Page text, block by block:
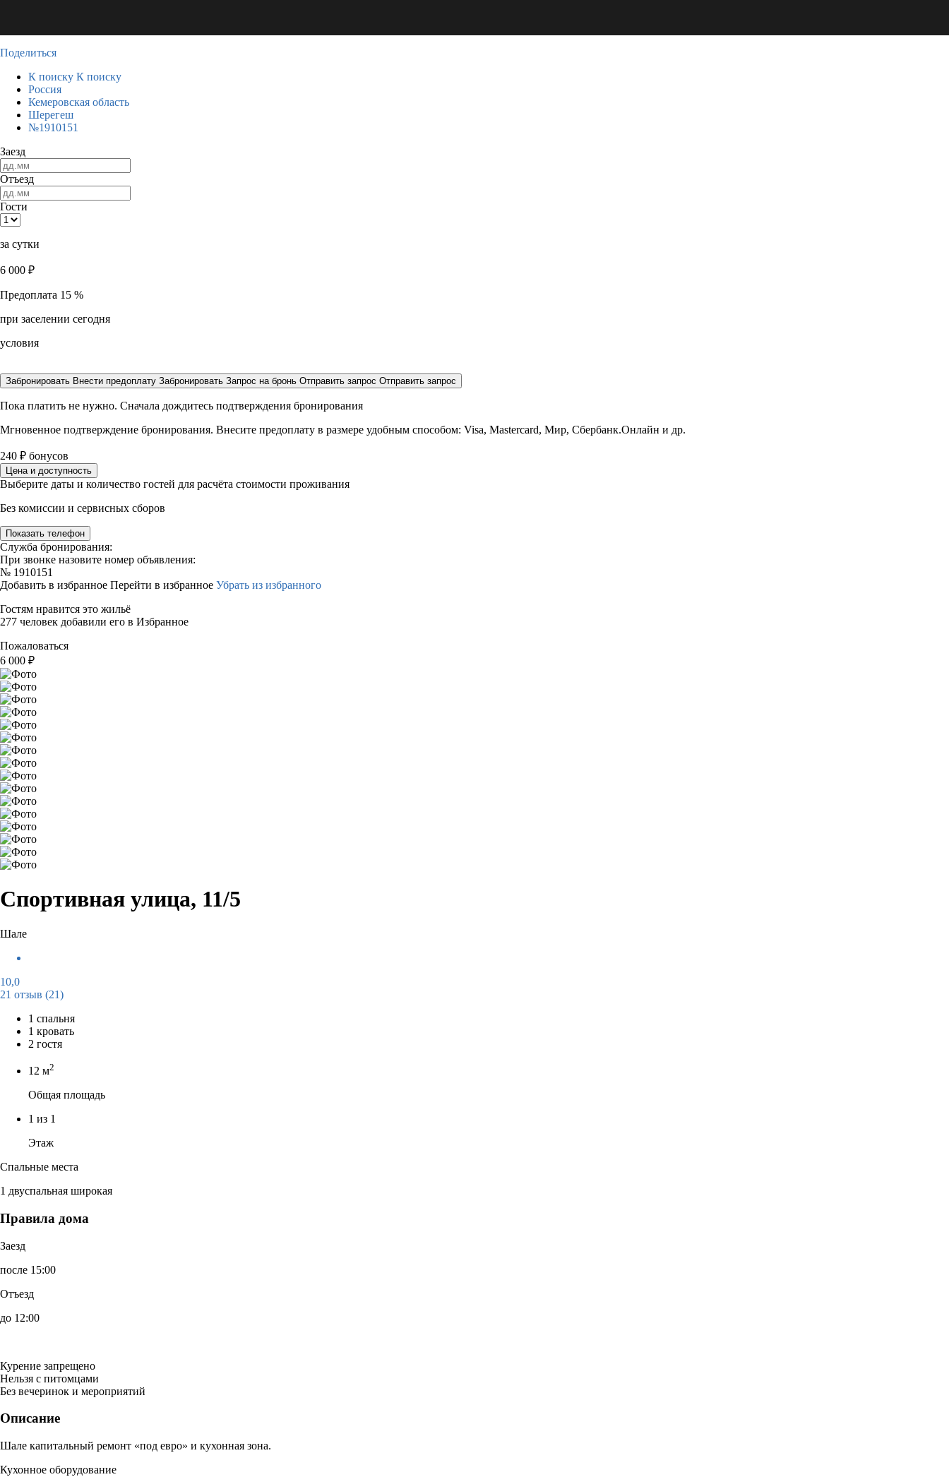
Поделиться
К поиску К поиску
Россия
Кемеровская область
Шерегеш
№1910151
Заезд
Отъезд
Гости
за сутки
6 000 ₽
Предоплата 15 %
при заселении сегодня
условия
Забронировать Внести предоплату Забронировать Запрос на бронь Отправить запрос Отправить запрос
Пока платить не нужно. Сначала дождитесь подтверждения бронирования
Мгновенное подтверждение бронирования. Внесите предоплату в размере удобным способом: Visa, Mastercard, Мир, Сбербанк.Онлайн и др.
240 ₽ бонусов
Цена и доступность
Выберите даты и количество гостей для расчёта стоимости проживания
Без комиссии и сервисных сборов
Показать телефон
Служба бронирования:
При звонке назовите номер объявления:
№ 1910151
Добавить в избранное Перейти в избранное Убрать из избранного
Гостям нравится это жильё
277 человек добавили его в Избранное
Пожаловаться
6 000 ₽
Спортивная улица, 11/5
Шале
10,0
21 отзыв (21)
1 спальня
1 кровать
2 гостя
12 м2
Общая площадь
1 из 1
Этаж
Спальные места
1 двуспальная широкая
Правила дома
Заезд
после 15:00
Отъезд
до 12:00
Курение запрещено
Нельзя с питомцами
Без вечеринок и мероприятий
Описание
Шале капитальный ремонт «под евро» и кухонная зона.
Кухонное оборудование